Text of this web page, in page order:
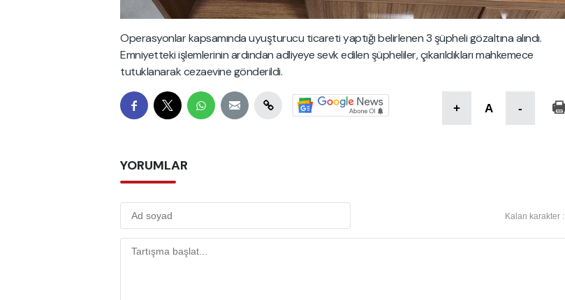
Operasyonlar kapsamında uyuşturucu ticareti yaptığı belirlenen 3 şüpheli gözaltına alındı.
Emniyetteki işlemlerinin ardından adliyeye sevk edilen şüpheliler, çıkarıldıkları mahkemece
tutuklanarak cezaevine gönderildi.
+ A -
YORUMLAR
Kalan karakter :